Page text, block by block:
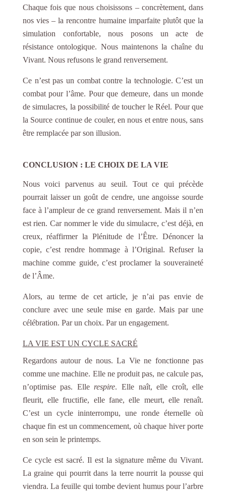
Chaque fois que nous choisissons – concrètement, dans
nos vies – la rencontre humaine imparfaite plutôt que la
simulation confortable, nous posons un acte de
résistance ontologique. Nous maintenons la chaîne du
Vivant. Nous refusons le grand renversement.
Ce n’est pas un combat contre la technologie. C’est un
combat pour l’âme. Pour que demeure, dans un monde
de simulacres, la possibilité de toucher le Réel. Pour que
la Source continue de couler, en nous et entre nous, sans
être remplacée par son illusion.
CONCLUSION : LE CHOIX DE LA VIE
Nous voici parvenus au seuil. Tout ce qui précède
pourrait laisser un goût de cendre, une angoisse sourde
face à l’ampleur de ce grand renversement. Mais il n’en
est rien. Car nommer le vide du simulacre, c’est déjà, en
creux, réaffirmer la Plénitude de l’Être. Dénoncer la
copie, c’est rendre hommage à l’Original. Refuser la
machine comme guide, c’est proclamer la souveraineté
de l’Âme.
Alors, au terme de cet article, je n’ai pas envie de
conclure avec une seule mise en garde. Mais par une
célébration. Par un choix. Par un engagement.
LA VIE EST UN CYCLE SACRÉ
Regardons autour de nous. La Vie ne fonctionne pas
comme une machine. Elle ne produit pas, ne calcule pas,
n’optimise pas. Elle respire. Elle naît, elle croît, elle
fleurit, elle fructifie, elle fane, elle meurt, elle renaît.
C’est un cycle ininterrompu, une ronde éternelle où
chaque fin est un commencement, où chaque hiver porte
en son sein le printemps.
Ce cycle est sacré. Il est la signature même du Vivant.
La graine qui pourrit dans la terre nourrit la pousse qui
viendra. La feuille qui tombe devient humus pour l’arbre